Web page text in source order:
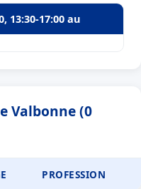
13:30-17:00 au
Valbonne (0
PROFESSION